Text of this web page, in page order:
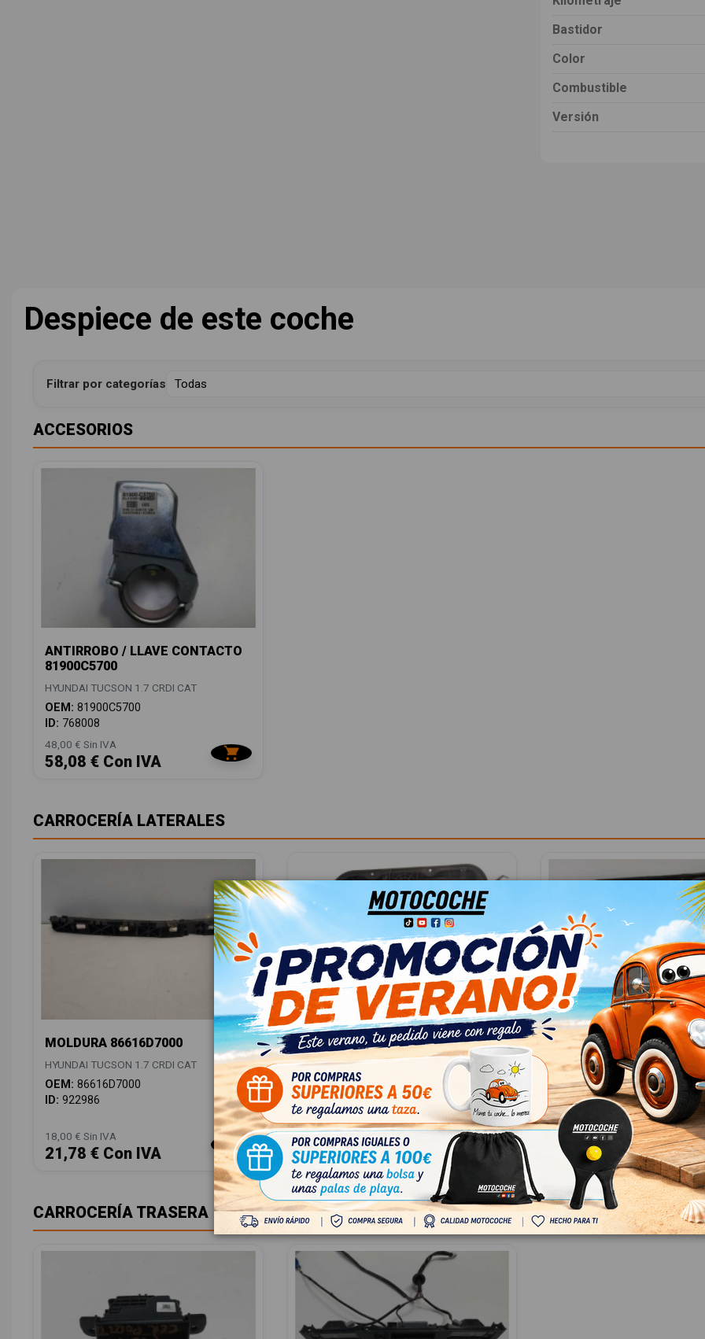
Bastidor
Color
Combustible
Versión
Despiece de este coche
Filtrar por categorías
ACCESORIOS
ANTIRROBO / LLAVE CONTACTO
81900C5700
HYUNDAI TUCSON 1.7 CRDI CAT
OEM: 81900C5700
ID: 768008
48,00 € Sin IVA
58,08 € Con IVA
CARROCERÍA LATERALES
MOLDURA 86616D7000
HYUNDAI TUCSON 1.7 CRDI CAT
OEM: 86616D7000
ID: 922986
18,00 € Sin IVA
21,78 € Con IVA
ELEVALUNAS TRASERO DERECHO
83480D7600
HYUNDAI TUCSON 1.7 CRDI CAT
OEM:83480D7600
ID:767948
28,00 € Sin IVA
33,88 € Con IVA
ELEVALUNAS TRASERO
IZQUIERDO 83470D7600
HYUNDAI TUCSON 1.7 CRDI CAT
OEM:83470D7600
ID:767949
28,00 € Sin IVA
33,88 € Con IVA
CARROCERÍA TRASERA